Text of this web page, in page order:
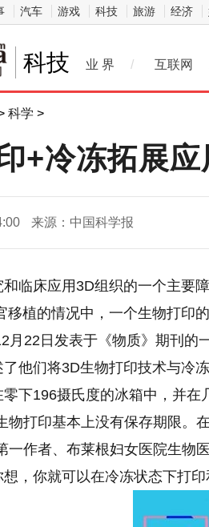
汽车 游戏 科技 旅游 经济
科技 业 界 / 互联网
科学 >
+冷冻拓展
来源：中国科学报
和临床应用3D组织的一个主要
移植的情况中，一个生物打印
月22日发表于《物质》期刊的
他们将3D生物打印技术与冷
下196摄氏度的冰箱中，并在
物打印基本上没有保存期限。
一作者、布莱根妇女医院生物
，你就可以在冷冻状态下打印